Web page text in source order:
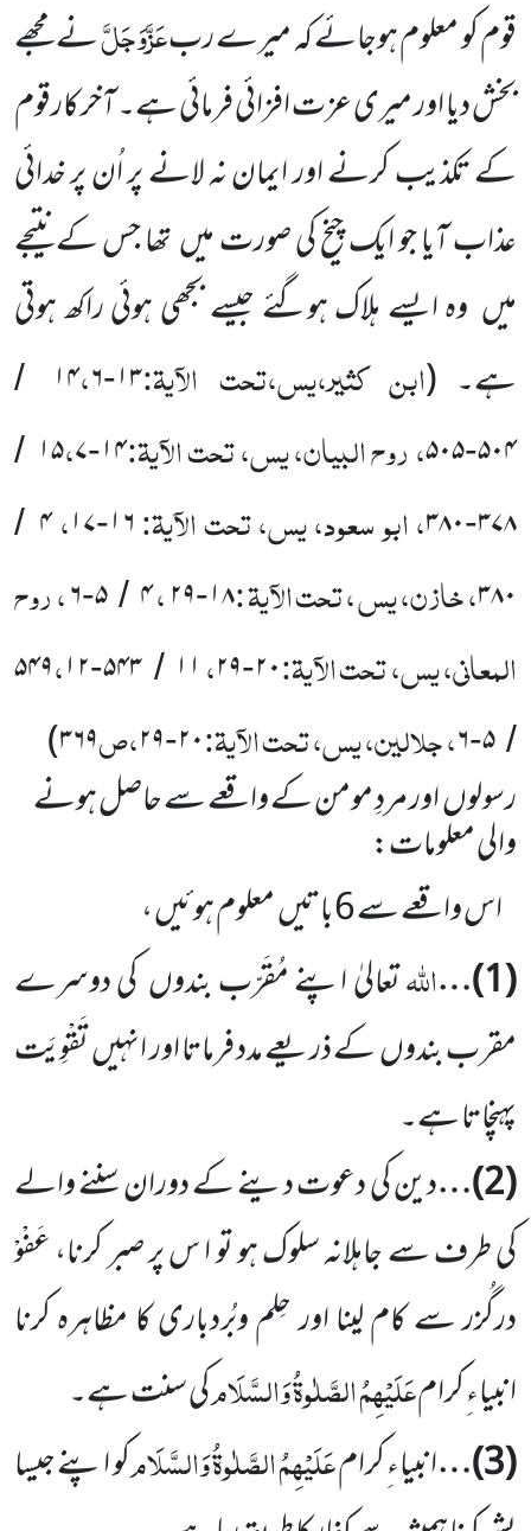
قوم کو معلوم ہوجائے کہ میرے ربعَزَّوَجَلَّنے مجھے
بخش دیا اور میری عزت افزائی فرمائی ہے۔ آخر کارقوم
کے تکذیب کرنے اور ایمان نہ لانے پر اُن پر خدائی
عذاب آیا جو ایک چیخ کی صورت میںتھا جس کے نتیجے
میں وہ ایسے ہلاک ہوگئے جیسے بجھی ہوئی راکھ ہوتی
ہے۔ (ابن کثیر،یس،تحت الآیۃ:۱۳- ۱۴،۶ /
۵۰۴-۵۰۵، روح البیان، یس، تحت الآیۃ:۱۴- ۱۵،۷ /
۳۷۸-۳۸۰، ابو سعود، یس، تحت الآیۃ:۱۶-۱۷،۴ /
۳۸۰، خازن، یس ، تحت الآیۃ :۱۸-۲۹،۴ / ۵-۶، روح
المعانی، یس، تحت الآیۃ:۲۰-۲۹،۱۱ / ۵۴۳- ۵۴۹،۱۲
/ ۵-۶، جلالین، یس، تحت الآیۃ:۲۰-۲۹،ص۳۶۹)
رسولوںاور مردِ مومن کے واقعے سے حاصل ہونے
والی معلومات:
اس واقعے سے6باتیںمعلوم ہوئیں ،
(
1
)…اللہتعالیٰ اپنے مُقَرّب بندوں کی دوسرے
مقرب بندوںکے ذریعے مدد فرماتا اور انہیںتَقْوِیَت
پہنچاتا ہے۔
(
2
)…دین کی دعوت دینے کے دوران سننے والے
کی طرف سے جاہلانہ سلوک ہو تو ا س پر صبر کرنا، عَفْوْ
درگُزر سے کام لینا اور حِلم وبُردباری کا مظاہرہ کرنا
انبیاء ِکرامعَلَیْہِمُ الصَّلٰوۃُ وَالسَّلَامکی سنت ہے۔
(
3
)…انبیاء ِکرامعَلَیْہِمُ الصَّلٰوۃُ وَالسَّلَامکو اپنے جیسا